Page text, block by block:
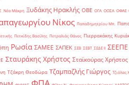
Νέα Μάκρη Ξυδάκης Ηρακλής ΟΒΕ ΟΓΑ ΟΟΣΑ ΟΦΑΕ
Νίκος Παπαδημητρίου Μπ.
Πετκίδης Βασίλης Πετραλιάς Θάνος Πιερρακάκης
Ρωσία ΣΑΜΕΕ ΣΑΠΕΚ ΣΕΒ ΣΕΒΤ ΣΕΔΕ ΙΙ ΣΕΕΠΕ
Σταυράκης Χρήστος Σταϊκούρας Χρήστος
Τζάκρη Θεοδώρα Τζαμπαζλής Γιώργος Τζιόλας